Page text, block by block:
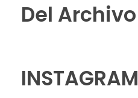
Del Archivo
INSTAGRAM